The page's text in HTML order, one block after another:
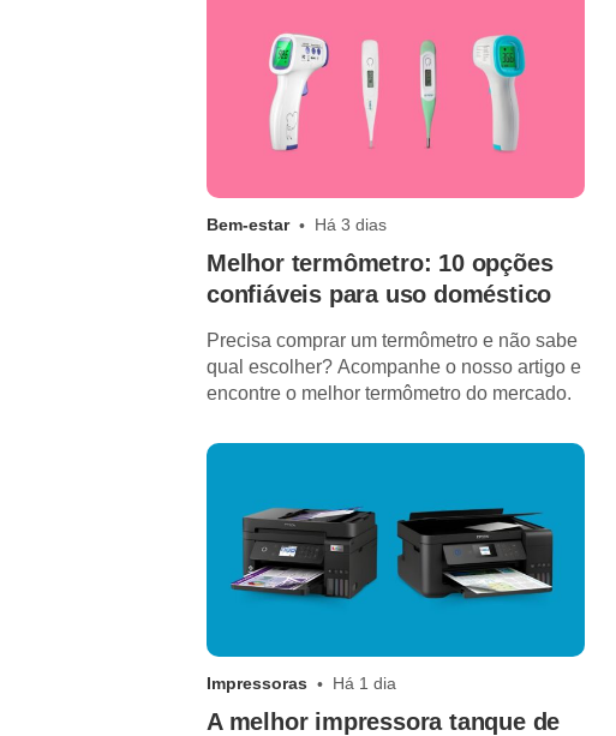
Bem-estar Há 3 dias
Melhor termômetro: 10 opções
confiáveis para uso doméstico
Precisa comprar um termômetro e não sabe
qual escolher? Acompanhe o nosso artigo e
encontre o melhor termômetro do mercado.
Impressoras Há 1 dia
A melhor impressora tanque de